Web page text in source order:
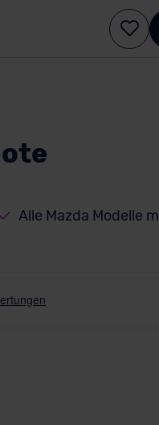
Alle Mazda Modelle